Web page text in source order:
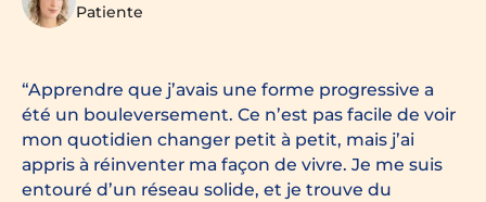
Patiente
Apprendre que j’avais une forme progressive a
été un bouleversement. Ce n’est pas facile de voir
mon quotidien changer petit à petit, mais j’ai
appris à réinventer ma façon de vivre. Je me suis
entouré d’un réseau solide, et je trouve du